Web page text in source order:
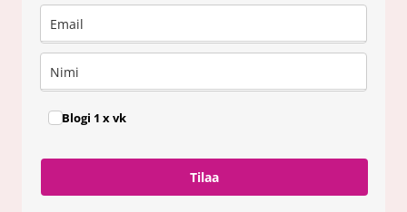
Blogi 1 x vk
Tilaa